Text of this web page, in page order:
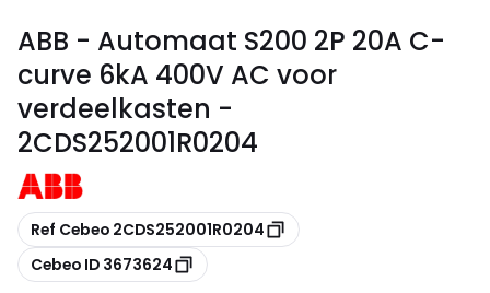
ABB - Automaat S200 2P 20A C-
curve 6kA 400V AC voor
verdeelkasten -
2CDS252001R0204
Kopiëren
Ref Cebeo 2CDS252001R0204
Kopiëren
Cebeo ID 3673624